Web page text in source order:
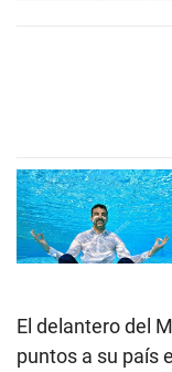
El delantero del
puntos a su país